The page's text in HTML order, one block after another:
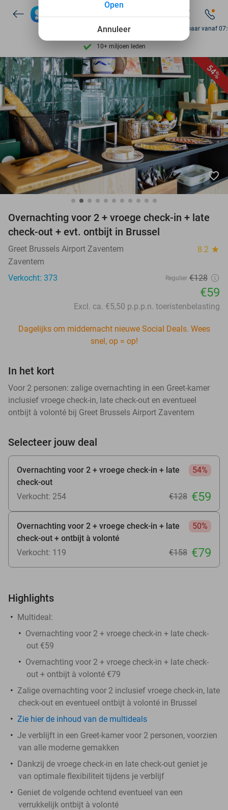
7 dagen per week beschikbaar
10+ miljoen leden
9,4 op basis van
Ontdek 15.000+ deals
7 dagen per week beschikbaar
10+ miljoen leden
Bereikbaar vanaf
54%
favorite_border
Overnachting voor 2 + vroege check-in + late
check-out + evt. ontbijt in Brussel
Greet Brussels Airport Zaventem 8.2 star
Zaventem
Verkocht: 373
Regulier €128
€59
Excl. ca. €5,50 p.p.p.n. toeristenbelasting
Dagelijks om middernacht nieuwe Social Deals. Wees
snel, op = op!
In het kort
Voor 2 personen: zalige overnachting in een Greet-kamer
inclusief vroege check-in, late check-out en eventueel
ontbijt à volonté bij Greet Brussels Airport Zaventem
Selecteer jouw deal
Overnachting voor 2 + vroege check-in + late
check-out
54%
Verkocht: 254 €128 €59
Overnachting voor 2 + vroege check-in + late
check-out + ontbijt à volonté
50%
Verkocht: 119 €158 €79
Highlights
Multideal:
Overnachting voor 2 + vroege check-in + late check-
out €59
Overnachting voor 2 + vroege check-in + late check-
out + ontbijt à volonté €79
Zalige overnachting voor 2 inclusief vroege check-in, late
check-out en eventueel ontbijt à volonté in Brussel
Zie hier de inhoud van de multideals
Je verblijft in een Greet-kamer voor 2 personen, voorzien
van alle moderne gemakken
Dankzij de vroege check-in en late check-out geniet je
van optimale flexibiliteit tijdens je verblijf
Geniet de volgende ochtend eventueel van een
verrukkelijk ontbijt à volonté
Annuleer
Open